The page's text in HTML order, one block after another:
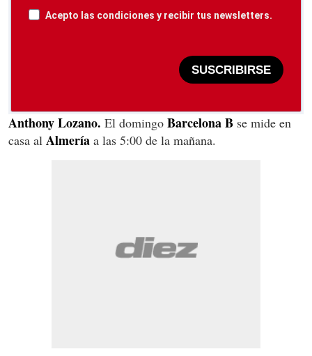
Acepto las condiciones y recibir tus newsletters.
SUSCRIBIRSE
Anthony Lozano. El domingo Barcelona B se mide en
casa al Almería a las 5:00 de la mañana.